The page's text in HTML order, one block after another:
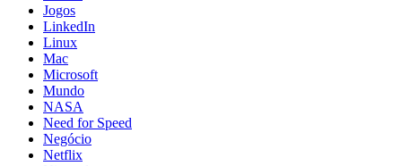
Jogos
LinkedIn
Linux
Mac
Microsoft
Mundo
NASA
Need for Speed
Negócio
Netflix